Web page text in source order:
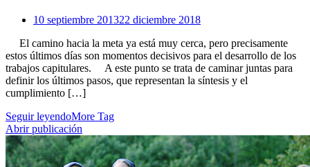
10 septiembre 201322 diciembre 2018
El camino hacia la meta ya está muy cerca, pero precisamente
estos últimos días son momentos decisivos para el desarrollo de los
trabajos capitulares. A este punto se trata de caminar juntas para
definir los últimos pasos, que representan la síntesis y el
cumplimiento […]
Seguir leyendoMore Tag
Abrir publicación